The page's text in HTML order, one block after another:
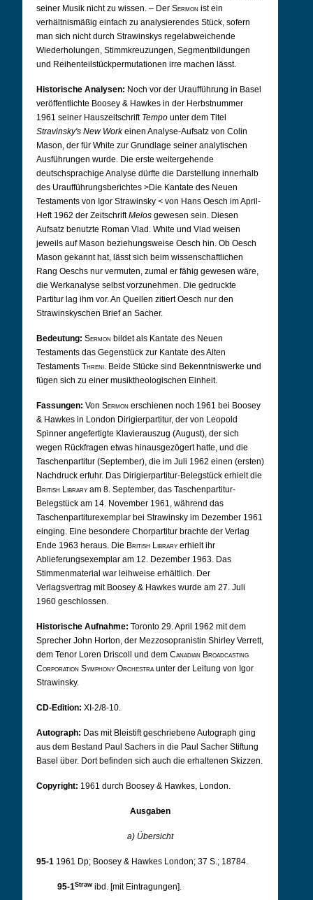
seiner Musik nicht zu wissen. – Der Sermon ist ein
verhältnismäßig einfach zu analysierendes Stück, sofern
man sich nicht durch Strawinskys regelabweichende
Wiederholungen, Stimmkreuzungen, Segmentbildungen
und Reihenteilstückpermutationen irre machen lässt.
Historische Analysen: Noch vor der Uraufführung in Basel
veröffentlichte Boosey & Hawkes in der Herbstnummer
1961 seiner Hauszeitschrift Tempo unter dem Titel
Stravinsky's New Workeinen Analyse-Aufsatz von Colin
Mason, der für White zur Grundlage seiner analytischen
Ausführungen wurde. Die erste weitergehende
deutschsprachige Analyse dürfte die Darstellung innerhalb
des Uraufführungsberichtes >Die Kantate des Neuen
Testaments von Igor Strawinsky < von Hans Oesch im April-
Heft 1962 der ZeitschriftMelos gewesen sein. Diesen
Aufsatz benutzte Roman Vlad. White und Vlad weisen
jeweils auf Mason beziehungsweise Oesch hin. Ob Oesch
Mason gekannt hat, lässt sich beim wissenschaftlichen
Rang Oeschs nur vermuten, zumal er fähig gewesen wäre,
die Werkanalyse selbst vorzunehmen. Die gedruckte
Partitur lag ihm vor. An Quellen zitiert Oesch nur den
Strawinskyschen Brief an Sacher.
Bedeutung: Sermon bildet als Kantate des Neuen
Testaments das Gegenstück zur Kantate des Alten
Testaments Threni. Beide Stücke sind Bekenntniswerke und
fügen sich zu einer musiktheologischen Einheit.
Fassungen: Von Sermon erschienen noch 1961 bei Boosey
& Hawkes in London Dirigierpartitur, der von Leopold
Spinner angefertigte Klavierauszug (August), der sich
wegen Rückfragen etwas hinausgezögert hatte, und die
Taschenpartitur (September), die im Juli 1962 einen (ersten)
Nachdruck erfuhr. Das Dirigierpartitur-Belegstück erhielt die
British Library am 8. September, das Taschenpartitur-
Belegstück am 14. November 1961, während das
Taschenpartiturexemplar bei Strawinsky im Dezember 1961
einging. Eine besondere Chorpartitur brachte der Verlag
Ende 1963 heraus. Die British Library erhielt ihr
Ablieferungsexemplar am 12. Dezember 1963. Das
Stimmenmaterial war leihweise erhältlich. Der
Verlagsvertrag mit Boosey & Hawkes wurde am 27. Juli
1960 geschlossen.
Historische Aufnahme: Toronto 29. April 1962 mit dem
Sprecher John Horton, der Mezzosopranistin Shirley Verrett,
dem Tenor Loren Driscoll und dem Canadian Broadcasting
Corporation Symphony Orchestraunter der Leitung von Igor
Strawinsky.
CD-Edition: XI-2/8-10.
Autograph: Das mit Bleistift geschriebene Autograph ging
aus dem Bestand Paul Sachers in die Paul Sacher Stiftung
Basel über. Dort befinden sich auch die erhaltenen Skizzen.
Copyright: 1961 durch Boosey & Hawkes, London.
Ausgaben
a) Übersicht
95-1 1961 Dp; Boosey & Hawkes London; 37 S.; 18784.
95-1Straw ibd. [mit Eintragungen].